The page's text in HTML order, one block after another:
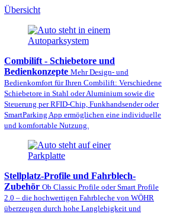
Übersicht
Combilift - Schiebetore und
Bedienkonzepte Mehr Design- und
Bedienkomfort für Ihren Combilift: Verschiedene
Schiebetore in Stahl oder Aluminium sowie die
Steuerung per RFID-Chip, Funkhandsender oder
SmartParking App ermöglichen eine individuelle
und komfortable Nutzung.
Stellplatz-Profile und Fahrblech-
Zubehör Ob Classic Profile oder Smart Profile
2.0 – die hochwertigen Fahrbleche von WÖHR
überzeugen durch hohe Langlebigkeit und